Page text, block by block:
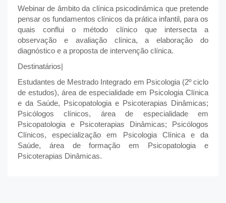
Webinar de âmbito da clínica psicodinâmica que pretende
pensar os fundamentos clínicos da prática infantil, para os
quais conflui o método clínico que intersecta a
observação e avaliação clínica, a elaboração do
diagnóstico e a proposta de intervenção clínica.
Destinatários|
Estudantes de Mestrado Integrado em Psicologia (2º ciclo
de estudos), área de especialidade em Psicologia Clínica
e da Saúde, Psicopatologia e Psicoterapias Dinâmicas;
Psicólogos clínicos, área de especialidade em
Psicopatologia e Psicoterapias Dinâmicas; Psicólogos
Clínicos, especialização em Psicologia Clínica e da
Saúde, área de formação em Psicopatologia e
Psicoterapias Dinâmicas.